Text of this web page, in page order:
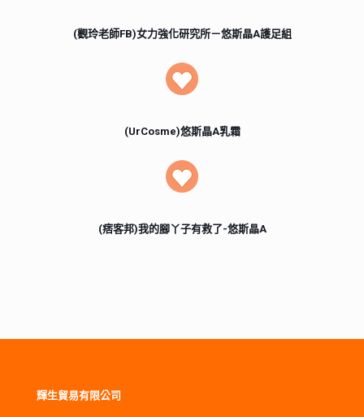
(觀玲老師FB)女力強化研究所－悠斯晶A護足組
(UrCosme)悠斯晶A乳霜
(痞客邦)我的腳丫子有救了-悠斯晶A
輝生貿易有限公司